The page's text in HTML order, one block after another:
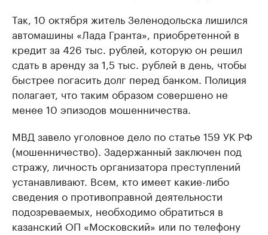
Так, 10 октября житель Зеленодольска лишился
автомашины «Лада Гранта», приобретенной в
кредит за 426 тыс. рублей, которую он решил
сдать в аренду за 1,5 тыс. рублей в день, чтобы
быстрее погасить долг перед банком. Полиция
полагает, что таким образом совершено не
менее 10 эпизодов мошенничества.
МВД завело уголовное дело по статье 159 УК РФ
(мошенничество). Задержанный заключен под
стражу, личность организатора преступлений
устанавливают. Всем, кто имеет какие-либо
сведения о противоправной деятельности
подозреваемых, необходимо обратиться в
казанский ОП «Московский» или по телефону